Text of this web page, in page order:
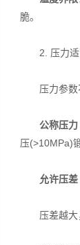
脆。
2. 压力适
压力参数不
公称压
压(>10MPa)
允许压
压差越大，